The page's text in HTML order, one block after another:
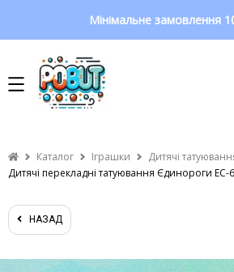
Мінімальне замовлення
Каталог Іграшки
Дитячі
Дитячі перекладні татуювання Єдинороги EC-
НАЗАД